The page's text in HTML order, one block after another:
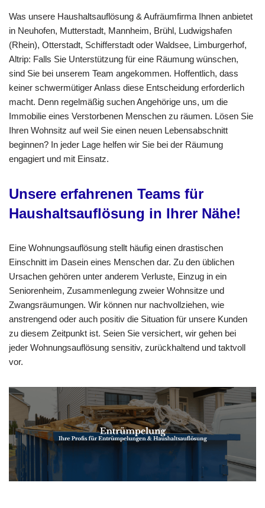
Was unsere Haushaltsauflösung & Aufräumfirma Ihnen anbietet
in Neuhofen, Mutterstadt, Mannheim, Brühl, Ludwigshafen
(Rhein), Otterstadt, Schifferstadt oder Waldsee, Limburgerhof,
Altrip: Falls Sie Unterstützung für eine Räumung wünschen,
sind Sie bei unserem Team angekommen. Hoffentlich, dass
keiner schwermütiger Anlass diese Entscheidung erforderlich
macht. Denn regelmäßig suchen Angehörige uns, um die
Immobilie eines Verstorbenen Menschen zu räumen. Lösen Sie
Ihren Wohnsitz auf weil Sie einen neuen Lebensabschnitt
beginnen? In jeder Lage helfen wir Sie bei der Räumung
engagiert und mit Einsatz.
Unsere erfahrenen Teams für
Haushaltsauflösung in Ihrer Nähe!
Eine Wohnungsauflösung stellt häufig einen drastischen
Einschnitt im Dasein eines Menschen dar. Zu den üblichen
Ursachen gehören unter anderem Verluste, Einzug in ein
Seniorenheim, Zusammenlegung zweier Wohnsitze und
Zwangsräumungen. Wir können nur nachvollziehen, wie
anstrengend oder auch positiv die Situation für unsere Kunden
zu diesem Zeitpunkt ist. Seien Sie versichert, wir gehen bei
jeder Wohnungsauflösung sensitiv, zurückhaltend und taktvoll
vor.